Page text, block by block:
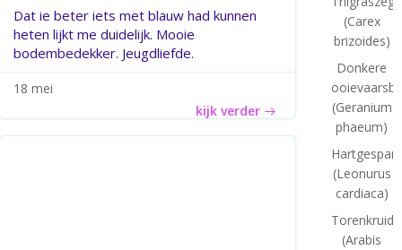
Dat ie beter iets met blauw had kunnen
heten lijkt me duidelijk. Mooie
bodembedekker. Jeugdliefde.
18 mei
kijk verder
(Carex
brizoides)
Donkere
(Geranium
phaeum)
Hartgespan
(Leonurus
cardiaca)
Torenkruid
(Arabis